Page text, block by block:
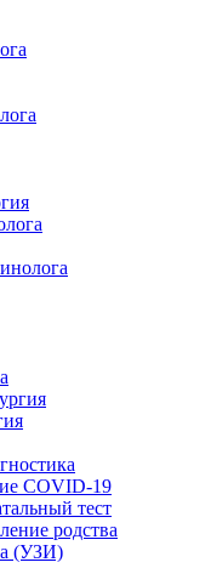
COVID-19
тест
родства
(УЗИ)